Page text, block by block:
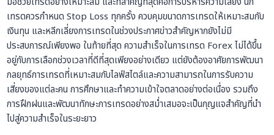
เทรดควรกำหนด Stop Loss ทุกครั้ง ควบคุมขนาดการเทรดให้เหมาะสมกับ
เงินทุน และหลีกเลี่ยงการเทรดในช่วงประกาศข่าวสำคัญหากยังไม่มี
ประสบการณ์เพียงพอ ในท้ายที่สุด ความสำเร็จในการเทรด Forex ไม่ได้ขึ้น
อยู่กับการเลือกช่วงเวลาที่ดีที่สุดเพียงอย่างเดียว แต่ยังต้องอาศัยการพัฒนา
กลยุทธ์การเทรดที่เหมาะสมกับไลฟ์สไตล์และความสามารถในการรับความ
เสี่ยงของแต่ละคน การศึกษาและทำความเข้าใจตลาดอย่างต่อเนื่อง รวมถึง
การฝึกฝนและพัฒนาทักษะการเทรดอย่างสม่ำเสมอจะเป็นกุญแจสำคัญที่นำ
ไปสู่ความสำเร็จในระยะยาว